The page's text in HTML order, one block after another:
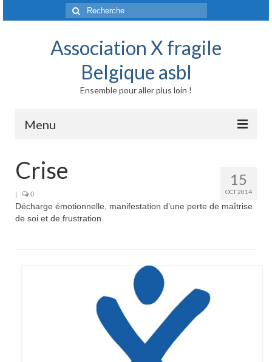
Rechercher
:
Association X fragile
Belgique asbl
Ensemble pour aller plus loin !
Menu
Syndrome X fragile et maladies liées
Origine génétique
Syndrome du X fragile (FXS)
Syndrome du tremblement-ataxie lié au X
fragile (FXTAS)
Syndrome de l’Insuffisance Ovarienne
Précoce liée au X fragile (FXPOI)
15
OCT 2014
Crise
| 0
Décharge émotionnelle, manifestation d’une perte de maîtrise
de soi et de frustration.